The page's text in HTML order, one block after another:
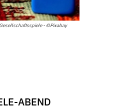
Gesellschaftsspiele - ©Pixabay
ABEND